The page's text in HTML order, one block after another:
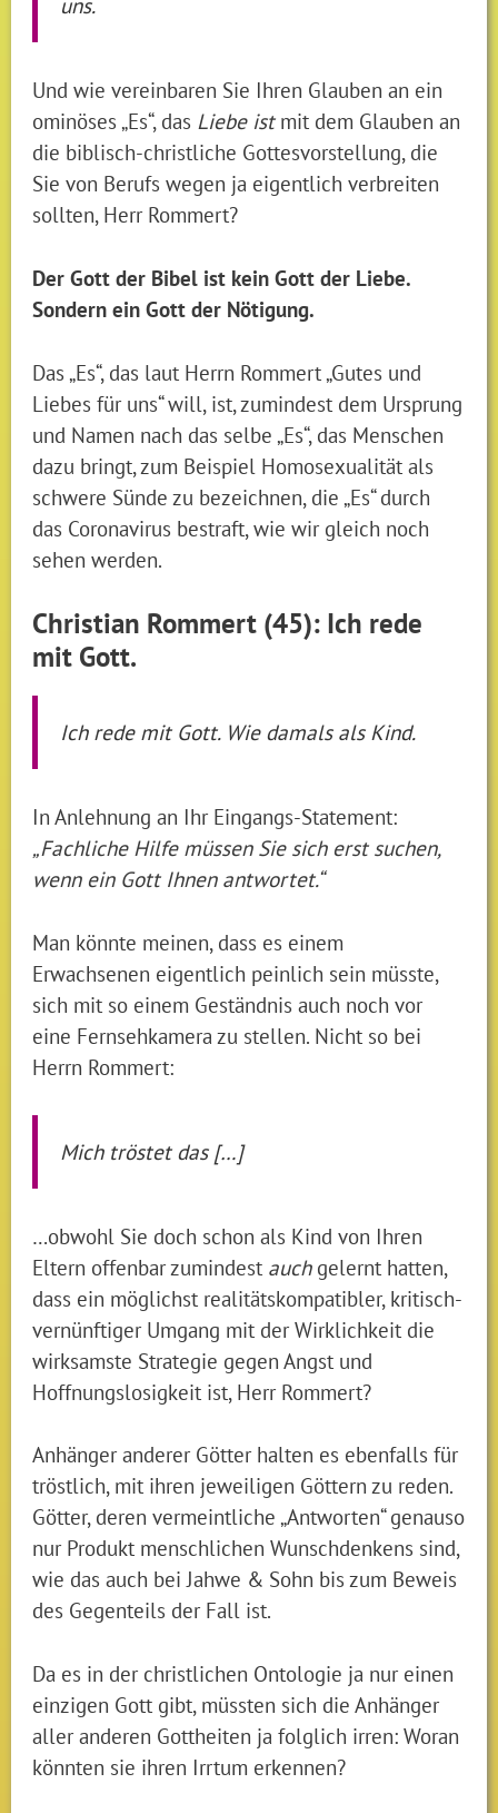
Und wie vereinbaren Sie Ihren Glauben an ein
ominöses „Es“, das Liebe ist mit dem Glauben an
die biblisch-christliche Gottesvorstellung, die
Sie von Berufs wegen ja eigentlich verbreiten
sollten, Herr Rommert?
Der Gott der Bibel ist kein Gott der Liebe.
Sondern ein Gott der Nötigung.
Das „Es“, das laut Herrn Rommert „Gutes und
Liebes für uns“ will, ist, zumindest dem Ursprung
und Namen nach das selbe „Es“, das Menschen
dazu bringt, zum Beispiel Homosexualität als
schwere Sünde zu bezeichnen, die „Es“ durch
das Coronavirus bestraft, wie wir gleich noch
sehen werden.
Christian Rommert (45): Ich rede
mit Gott.
Ich rede mit Gott. Wie damals als Kind.
In Anlehnung an Ihr Eingangs-Statement:
„Fachliche Hilfe müssen Sie sich erst suchen,
wenn ein Gott Ihnen antwortet.“
Man könnte meinen, dass es einem
Erwachsenen eigentlich peinlich sein müsste,
sich mit so einem Geständnis auch noch vor
eine Fernsehkamera zu stellen. Nicht so bei
Herrn Rommert:
Mich tröstet das […]
…obwohl Sie doch schon als Kind von Ihren
Eltern offenbar zumindest auch gelernt hatten,
dass ein möglichst realitätskompatibler, kritisch-
vernünftiger Umgang mit der Wirklichkeit die
wirksamste Strategie gegen Angst und
Hoffnungslosigkeit ist, Herr Rommert?
Anhänger anderer Götter halten es ebenfalls für
tröstlich, mit ihren jeweiligen Göttern zu reden.
Götter, deren vermeintliche „Antworten“ genauso
nur Produkt menschlichen Wunschdenkens sind,
wie das auch bei Jahwe & Sohn bis zum Beweis
des Gegenteils der Fall ist.
Da es in der christlichen Ontologie ja nur einen
einzigen Gott gibt, müssten sich die Anhänger
aller anderen Gottheiten ja folglich irren: Woran
könnten sie ihren Irrtum erkennen?